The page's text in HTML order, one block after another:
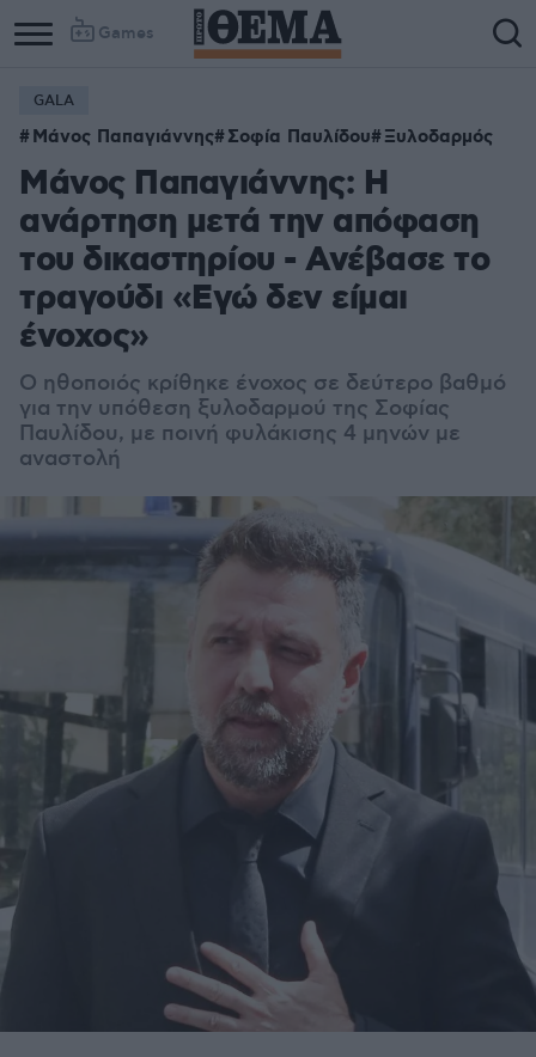
Games
GALA
Μάνος Παπαγιάννης Σοφία Παυλίδου Ξυλοδαρμός
Μάνος Παπαγιάννης: Η
ανάρτηση μετά την απόφαση
του δικαστηρίου - Ανέβασε το
τραγούδι «Εγώ δεν είμαι
ένοχος»
Ο ηθοποιός κρίθηκε ένοχος σε δεύτερο βαθμό
για την υπόθεση ξυλοδαρμού της Σοφίας
Παυλίδου, με ποινή φυλάκισης 4 μηνών με
αναστολή